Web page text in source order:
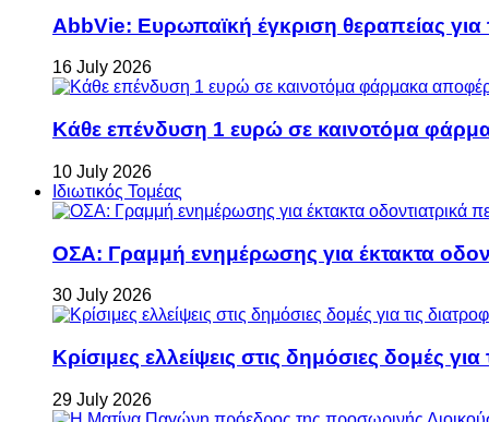
AbbVie: Ευρωπαϊκή έγκριση θεραπείας
16 July 2026
Κάθε επένδυση 1 ευρώ σε καινοτόμα
10 July 2026
Ιδιωτικός Τομέας
ΟΣΑ: Γραμμή ενημέρωσης για έκτακτα
30 July 2026
Κρίσιμες ελλείψεις στις δημόσιες δομές για
29 July 2026